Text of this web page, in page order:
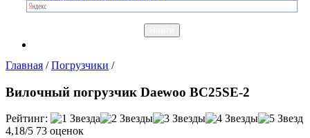
Главная /Погрузчики /
Вилочный погрузчик Daewoo BC25SE-2
Рейтинг:
4,18/5 73 оценок